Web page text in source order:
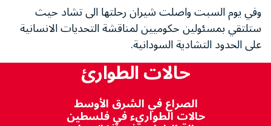
وفي يوم السبت واصلت شيران رحلتها الى تشاد حيث
ستلتقي بمسئولين حكوميين لمناقشة التحديات الانسانية
على الحدود التشادية السودانية.
حالات الطوارئ
الصراع في الشرق الأوسط
حالات الطواريء في فلسطين